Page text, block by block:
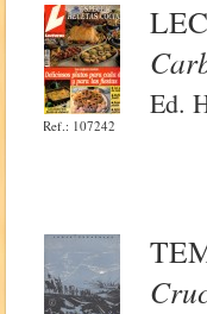
Ref.: 107242
Ed.